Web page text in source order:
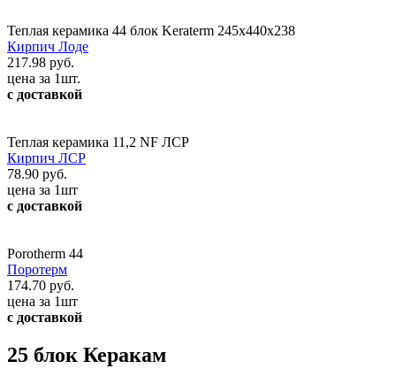
Теплая керамика 44 блок Keraterm 245х440х238
Кирпич Лоде
217.98 руб.
цена за 1шт.
с доставкой
Теплая керамика 11,2 NF ЛСР
Кирпич ЛСР
78.90 руб.
цена за 1шт
с доставкой
Porotherm 44
Поротерм
174.70 руб.
цена за 1шт
с доставкой
25 блок Керакам